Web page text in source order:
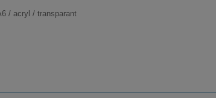
/ acryl / transparant